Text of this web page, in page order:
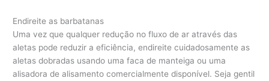
Endireite as barbatanas
Uma vez que qualquer redução no fluxo de ar através das
aletas pode reduzir a eficiência, endireite cuidadosamente as
aletas dobradas usando uma faca de manteiga ou uma
alisadora de alisamento comercialmente disponível. Seja gentil